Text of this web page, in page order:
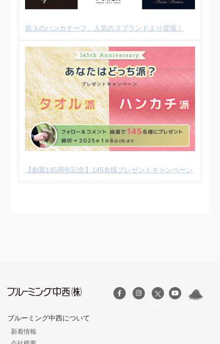
第３のハンカチーフ、人気の３ブランドより登場！
【創業145周年記念】145名様プレゼントキャンペーン
ブルーミング中西について
新着情報